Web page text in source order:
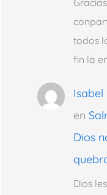
todos
fin la
Isabel
en
Dios
Dios